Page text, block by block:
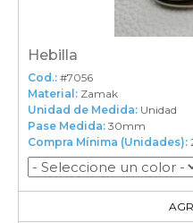
Hebilla
Cod.: #7056
Material: Zamak
Unidad de Medida: Unidad
Pase Medida: 30mm
Compra Mínima (Unidades):
2en